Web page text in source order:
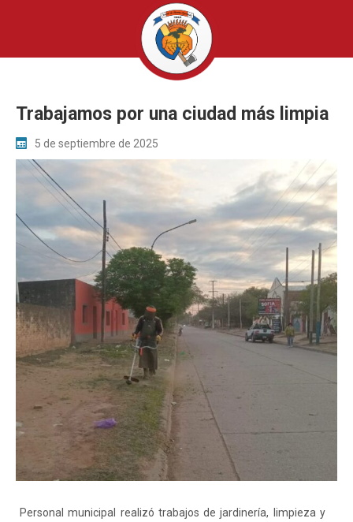
Trabajamos por una ciudad más limpia
5 de septiembre de 2025
Personal municipal realizó trabajos de jardinería, limpieza y